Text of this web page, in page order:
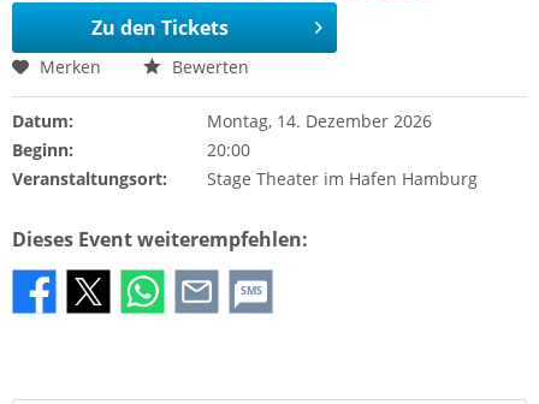
Zu den Tickets
Merken Bewerten
Datum:
Montag, 14. Dezember 2026
Beginn:
20:00
Veranstaltungsort:
Stage Theater im Hafen Hamburg
Dieses Event weiterempfehlen:
SMS